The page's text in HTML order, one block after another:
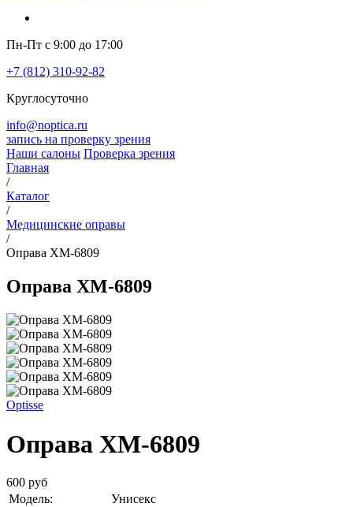
Пн-Пт с 9:00 до 17:00
+7 (812) 310-92-82
Круглосуточно
info@noptica.ru
запись на проверку зрения
Наши салоны Проверка зрения
Главная
/
Каталог
/
Медицинские оправы
/
Оправа XM-6809
Оправа XM-6809
Optisse
Оправа XM-6809
600 руб
Модель:
Унисекс